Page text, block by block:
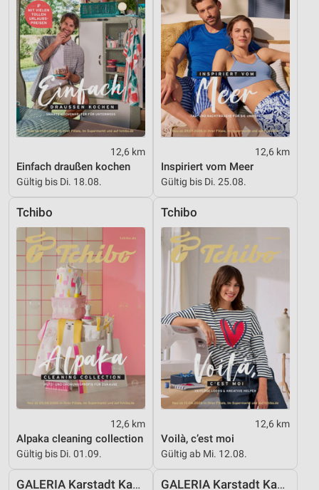
12,6 km
Einfach draußen kochen
Gültig bis Di. 18.08.
12,6 km
Inspiriert vom Meer
Gültig bis Di. 25.08.
Tchibo
12,6 km
Alpaka cleaning collection
Gültig bis Di. 01.09.
Tchibo
12,6 km
Voilà, c’est moi
Gültig ab Mi. 12.08.
GALERIA Karstadt Kaufhof GALERIA Karstadt Kaufhof
Notwendig
Performance
Funktional
Werbung